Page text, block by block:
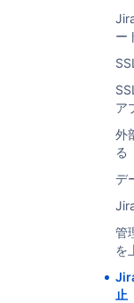
ー
ア
外
る
デ
管
を
止
--
What are
Jira
user and
JIRA
Jira
Powered by